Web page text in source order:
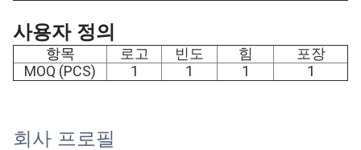
사용자 정의
항목 로고 빈도 힘
포장
MOQ (PCS)
1 1 1 1
회사 프로필